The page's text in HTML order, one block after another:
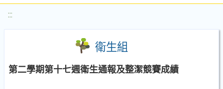
:::
衛生組
第二學期第十七週衛生通報及整潔競賽成績